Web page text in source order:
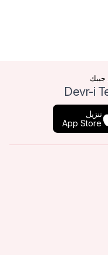
جيبك
تنزيل
App Store